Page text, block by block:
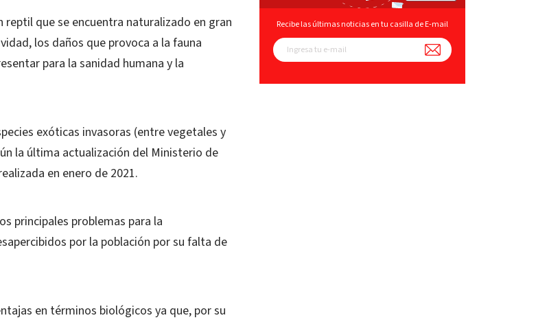
reptil que se encuentra naturalizado en gran
los daños que provoca a la fauna
para la sanidad humana y la
exóticas invasoras (entre vegetales y
la última actualización del Ministerio de
en enero de 2021.
principales problemas para la
por la población por su falta de
en términos biológicos ya que, por su
Recibe las últimas noticias en tu casilla de E-mail